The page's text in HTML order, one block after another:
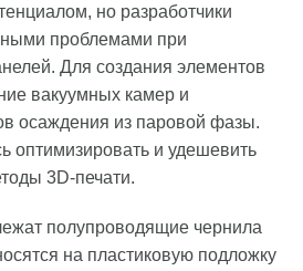
но разработчики
проблемами при
Для создания элементов
вакуумных камер и
осаждения из паровой фазы.
оптимизировать и удешевить
3D-печати.
полупроводящие чернила
на пластиковую подложку